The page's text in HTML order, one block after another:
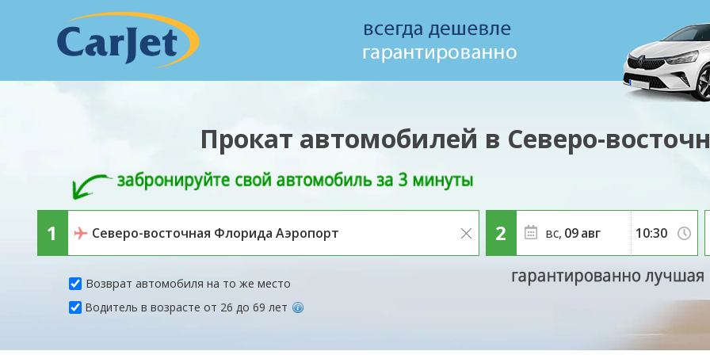
Прокат автомобилей в Северо-
Возврат автомобиля на то же место
вс, 09авг
Водитель в возрасте от 26 до 69 лет